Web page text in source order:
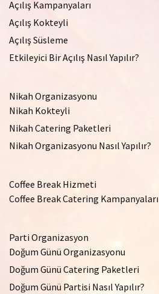
Açılış Kampanyaları
Açılış Kokteyli
Açılış Süsleme
Etkileyici Bir Açılış Nasıl Yapılır?
Nikah Organizasyonu
Nikah Kokteyli
Nikah Catering Paketleri
Nikah Organizasyonu Nasıl Yapılır?
Coffee Break Hizmeti
Coffee Break Catering Kampanyaları
Parti Organizasyon
Doğum Günü Organizasyonu
Doğum Günü Catering Paketleri
Doğum Günü Partisi Nasıl Yapılır?